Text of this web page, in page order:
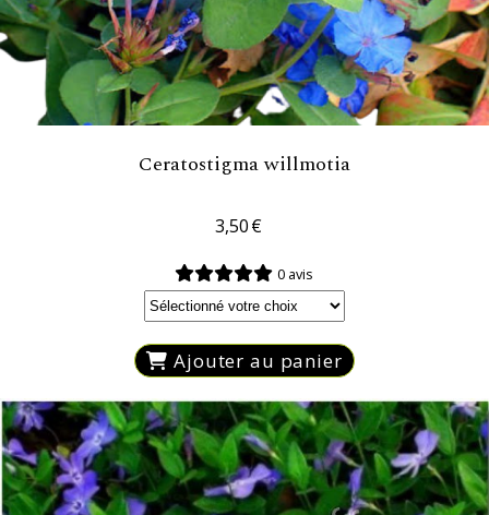
Ceratostigma willmotia
3,50€
0 avis
Ajouter au panier